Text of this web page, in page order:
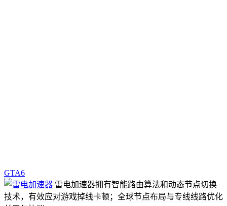
GTA6
雷电加速器拥有智能路由算法和动态节点切换
技术，有效应对游戏掉线卡顿；全球节点布局与专线线路优化